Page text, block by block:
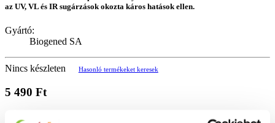
az UV, VL és IR sugárzások okozta káros hatások ellen.
Gyártó:
Biogened SA
Nincs készleten Hasonló termékeket keresek
5 490 Ft